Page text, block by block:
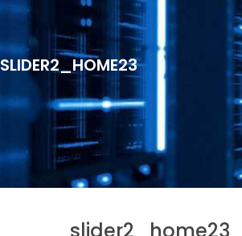
SLIDER2_HOME23